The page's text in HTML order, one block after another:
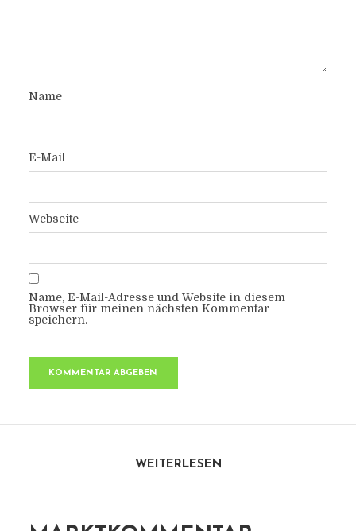
Name
E-Mail
Webseite
Name, E-Mail-Adresse und Website in diesem
Browser für meinen nächsten Kommentar
speichern.
WEITERLESEN